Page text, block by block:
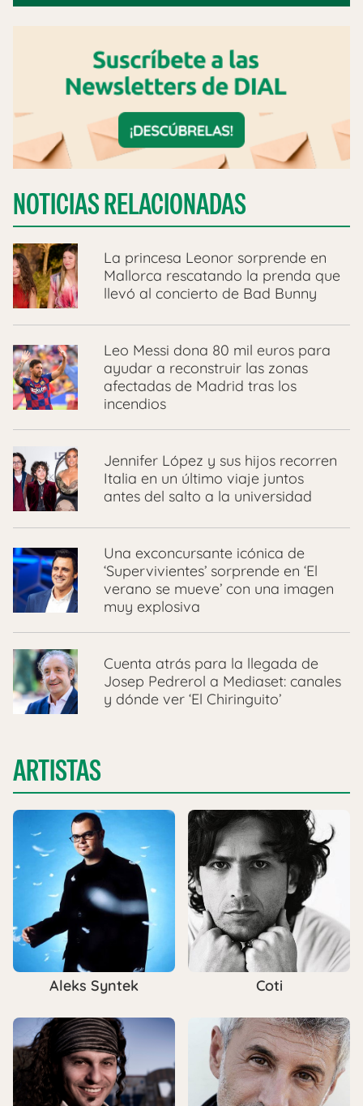
NOTICIAS RELACIONADAS
La princesa Leonor sorprende en
Mallorca rescatando la prenda que
llevó al concierto de Bad Bunny
Leo Messi dona 80 mil euros para
ayudar a reconstruir las zonas
afectadas de Madrid tras los
incendios
Jennifer López y sus hijos recorren
Italia en un último viaje juntos
antes del salto a la universidad
Una exconcursante icónica de
‘Supervivientes’ sorprende en ‘El
verano se mueve’ con una imagen
muy explosiva
Cuenta atrás para la llegada de
Josep Pedrerol a Mediaset: canales
y dónde ver ‘El Chiringuito’
ARTISTAS
Aleks Syntek Coti